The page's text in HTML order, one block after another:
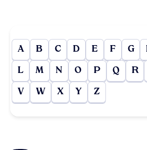
A B C D E F G
L M N O P Q R
V W X Y Z